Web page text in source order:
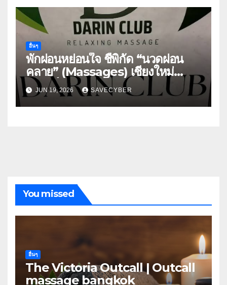
อื่นๆ
พักผ่อนหย่อนใจ ชี้พิกัด “นวดผ่อน
คลาย” (Massages) เชียงใหม่
สวรรค์แห่งการพักผ่อน
JUN 19, 2026 SAVECYBER
You missed
อื่นๆ
The Victoria Outcall | Outcall
massage bangkok